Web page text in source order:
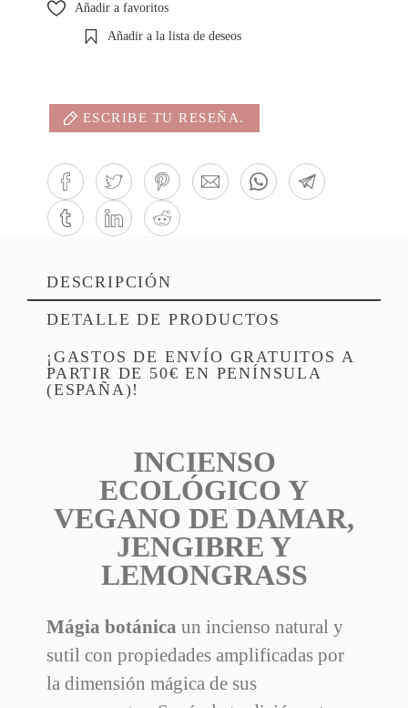
Añadir a favoritos
Añadir a la lista de deseos
ESCRIBE TU RESEÑA.
DESCRIPCIÓN
DETALLE DE PRODUCTOS
¡GASTOS DE ENVÍO GRATUITOS A
PARTIR DE 50€ EN PENÍNSULA
(ESPAÑA)!
INCIENSO
ECOLÓGICO Y
VEGANO DE DAMAR,
JENGIBRE Y
LEMONGRASS
Mágia botánica un incienso natural y
sutil con propiedades amplificadas por
la dimensión mágica de sus
Referencia
En Stock 35 Artículos